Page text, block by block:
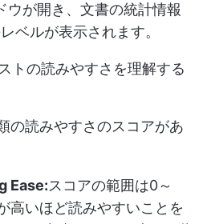
ウが開き、文書の統計情報
ベルが表示されます。
トの読みやすさを理解する
の読みやすさのスコアがあ
Ease:スコアの範囲は0～
高いほど読みやすいことを